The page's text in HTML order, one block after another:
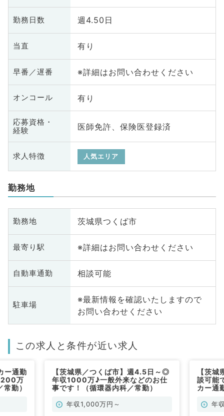
勤務日数 週4.50日
当直 有り
早番／遅番 ※詳細はお問い合わせください
オンコール 有り
応募資格・
経験
医師免許、保険医登録済
求人特徴 人気エリア
勤務地
勤務地 茨城県つくば市
最寄り駅 ※詳細はお問い合わせください
自動車通勤 相談可能
駐車場
※最新情報を確認いたしますので
お問い合わせください
この求人と条件が近い求人
ー通勤
万
勤）
【茨城県／つくば市】週4.5日～◎
年収1000万♪一般外来などのお仕
事です！（循環器内科／常勤）
年収1,000万円～
【茨
談可能
カー通
年